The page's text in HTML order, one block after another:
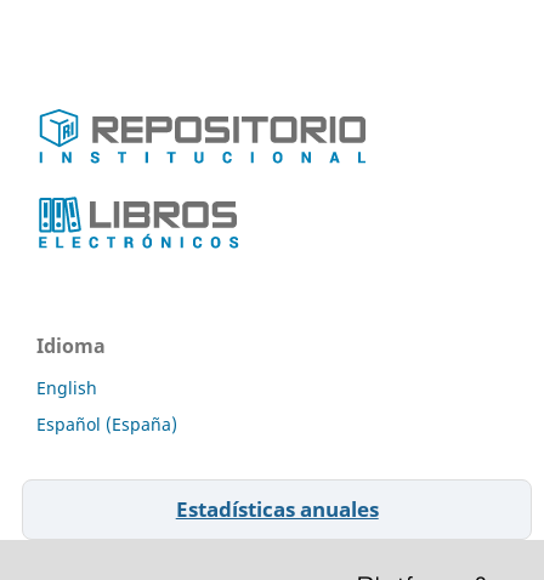
Idioma
English
Español (España)
Estadísticas anuales